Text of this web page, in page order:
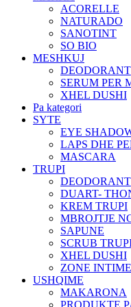
ACORELLE
NATURADO
SANOTINT
SO BIO
MESHKUJ
DEODORANT
SERUM PER
XHEL DUSHI
Pa kategori
SYTE
EYE
LAPS DHE
MASCARA
TRUPI
DEODORANT
DUART-
KREM TRUPI
MBROJTJE
SAPUNE
SCRUB
XHEL DUSHI
ZONE INTIME
USHQIME
MAKARONA
PRODUKTE